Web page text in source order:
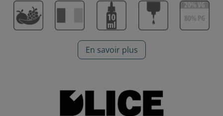
En savoir plus